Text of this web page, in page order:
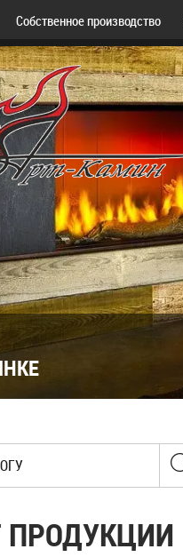
Собственное производство
ПРОДУКЦИИ